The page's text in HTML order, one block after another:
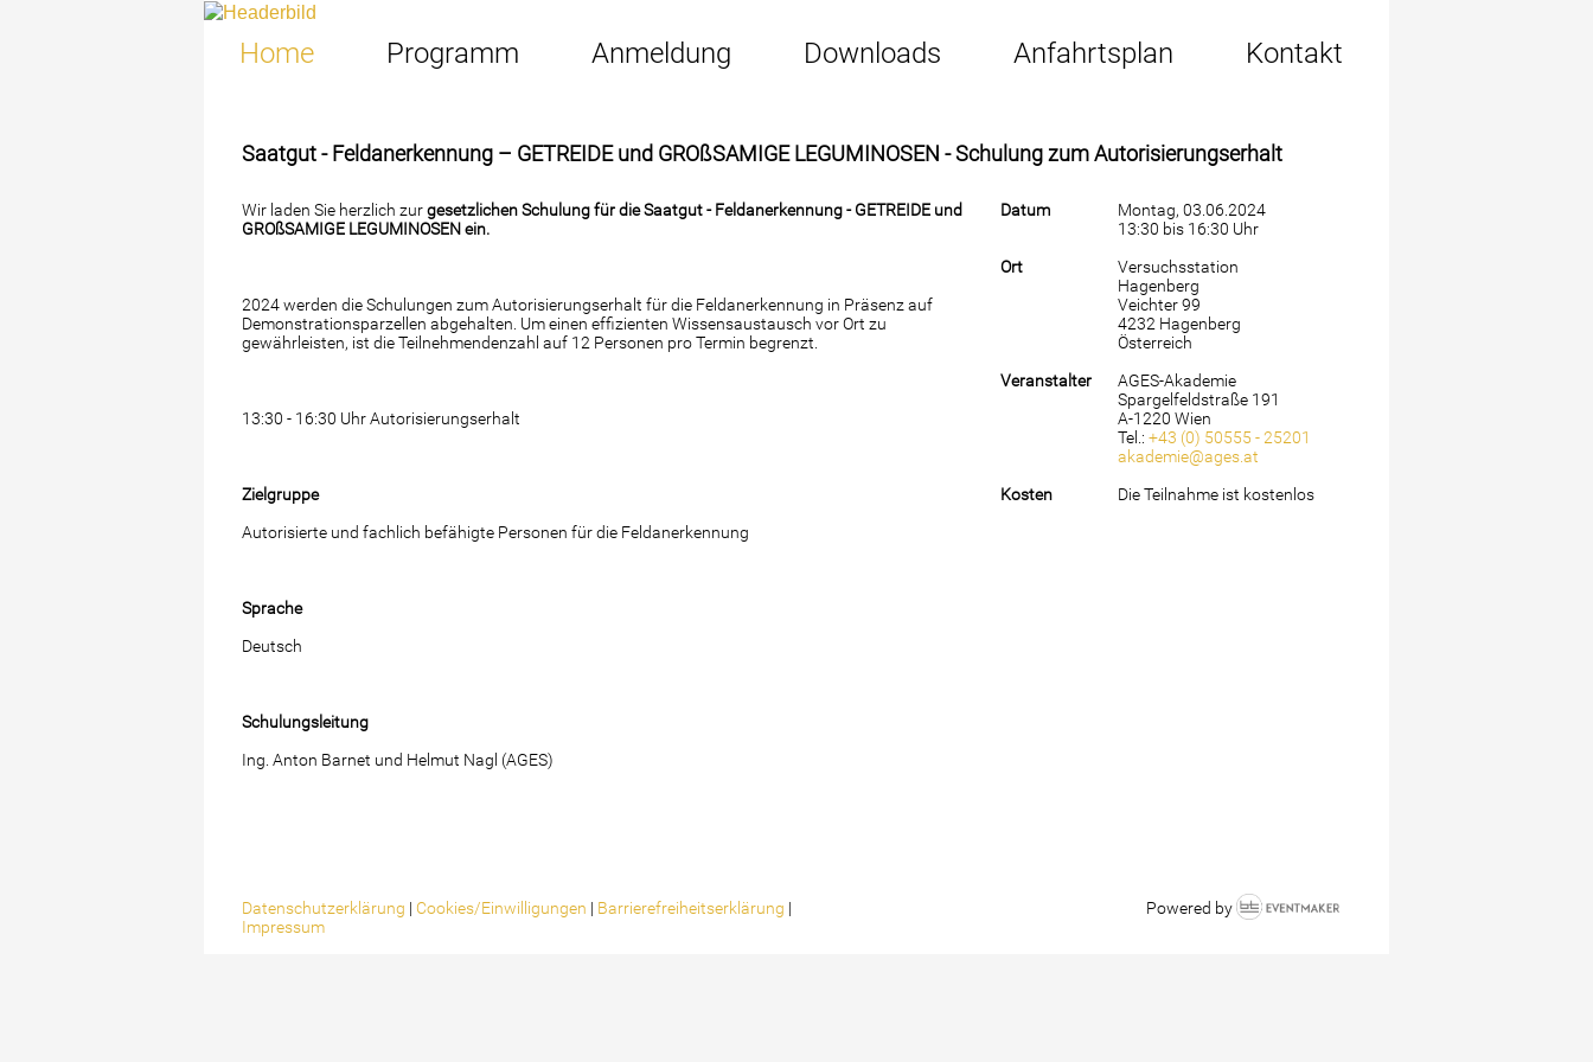
Home Programm Anmeldung Downloads Anfahrtsplan Kontakt
Saatgut - Feldanerkennung – GETREIDE und GROßSAMIGE LEGUMINOSEN - Schulung zum Autorisierungserhalt
Wir laden Sie herzlich zurgesetzlichen Schulung für die Saatgut - Feldanerkennung -GETREIDE und
GROßSAMIGE LEGUMINOSEN ein.
2024 werden die Schulungen zum Autorisierungserhalt für die Feldanerkennung in Präsenz auf
Demonstrationsparzellen abgehalten. Um einen effizienten Wissensaustausch vor Ort zu
gewährleisten, ist die Teilnehmendenzahl auf 12 Personen pro Termin begrenzt.
13:30 - 16:30 Uhr Autorisierungserhalt
Zielgruppe
Autorisierte und fachlich befähigte Personen für die Feldanerkennung
Sprache
Deutsch
Schulungsleitung
Ing. Anton Barnet und Helmut Nagl (AGES)
Datum
Montag, 03.06.2024
13:30 bis 16:30 Uhr
Ort
Versuchsstation
Hagenberg
Veichter 99
4232 Hagenberg
Österreich
Veranstalter
AGES-Akademie
Spargelfeldstraße 191
A-1220 Wien
Tel.: +43 (0) 50555 - 25201
akademie@ages.at
Kosten
Die Teilnahme ist kostenlos
Datenschutzerklärung | Cookies/Einwilligungen | Barrierefreiheitserklärung |
Impressum
Powered by